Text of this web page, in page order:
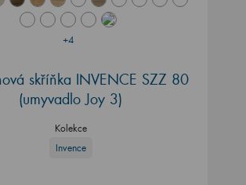
+4
skříňka INVENCE SZZ 80
(umyvadlo Joy 3)
Kolekce
Invence